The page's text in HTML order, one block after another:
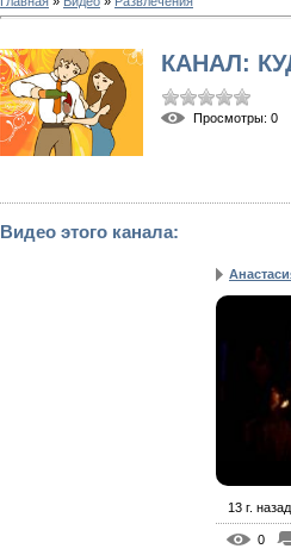
КАНАЛ:
Просмотры: 0
Видео этого канала:
13 г. назад
0